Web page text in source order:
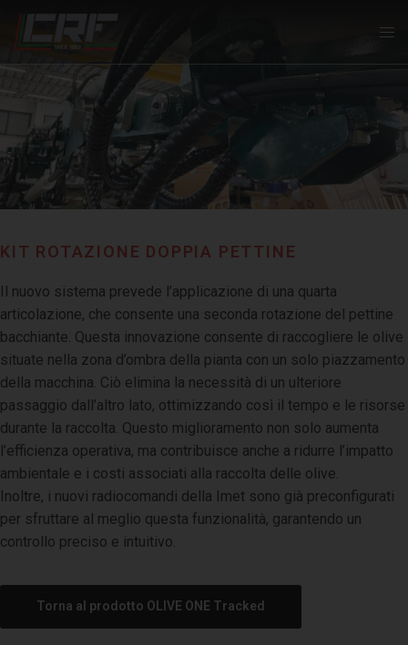
KIT ROTAZIONE DOPPIA PETTINE
Il nuovo sistema prevede l’applicazione di una quarta
articolazione, che consente una seconda rotazione del pettine
bacchiante. Questa innovazione consente di raccogliere le olive
situate nella zona d’ombra della pianta con un solo piazzamento
della macchina. Ciò elimina la necessità di un ulteriore
passaggio dall’altro lato, ottimizzando così il tempo e le risorse
durante la raccolta. Questo miglioramento non solo aumenta
l’efficienza operativa, ma contribuisce anche a ridurre l’impatto
ambientale e i costi associati alla raccolta delle olive.
Inoltre, i nuovi radiocomandi della Imet sono già preconfigurati
per sfruttare al meglio questa funzionalità, garantendo un
controllo preciso e intuitivo.
Torna al prodotto OLIVE ONE Tracked